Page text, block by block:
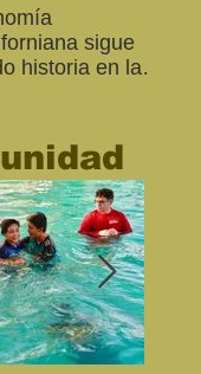
Velorio" llegará
Universitario
del Taller de
sigue
historia en la